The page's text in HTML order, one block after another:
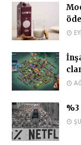
Ahmed Yasir
Dediğiniz
okurhemsire
İlk görselde
yersiz olmuş
Ahmed Yasir
Rica ederim.